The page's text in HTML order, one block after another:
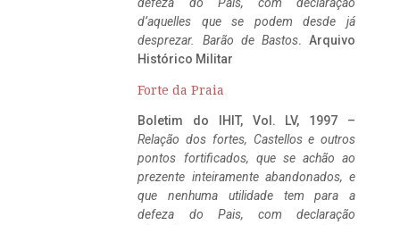
d’aquelles que se podem desde já
desprezar. Barão de Bastos. Arquivo
Histórico Militar
Forte da Praia
Boletim do IHIT, Vol. LV, 1997 –
Relação dos fortes, Castellos e outros
pontos fortificados, que se achão ao
prezente inteiramente abandonados, e
que nenhuma utilidade tem para a
defeza do Pais, com declaração